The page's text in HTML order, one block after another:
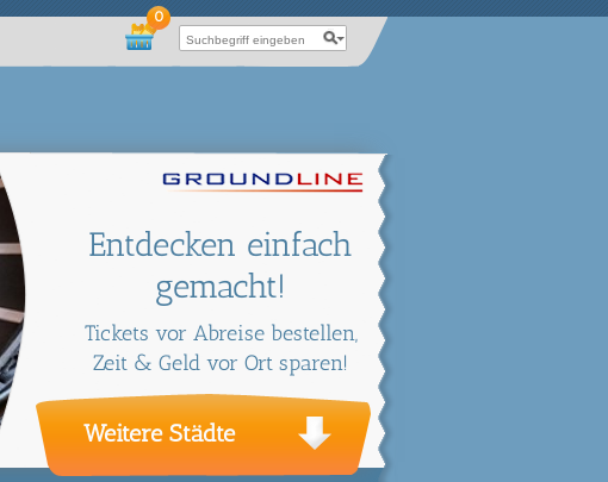
0
Entdecken einfach
gemacht!
Tickets vor Abreise bestellen,
Zeit & Geld vor Ort sparen!
Weitere Städte